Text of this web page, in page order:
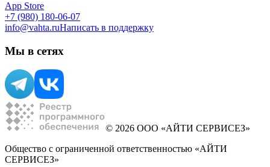
App Store
+7 (980) 180-06-07
info@vahta.ruНаписать в поддержку
Мы в сетях
© 2026 ООО «АЙТИ СЕРВИСЕЗ»
Общество с ограниченной ответственностью «АЙТИ
СЕРВИСЕЗ»